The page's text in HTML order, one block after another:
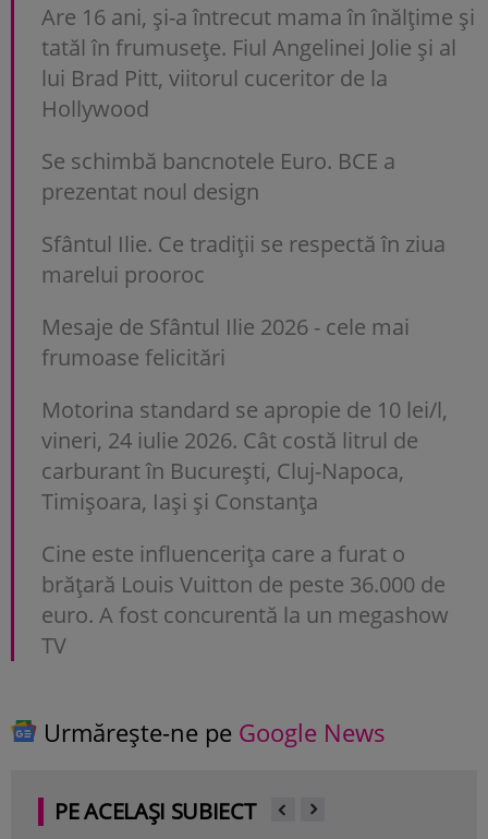
Are 16 ani, și-a întrecut mama în înălțime și
tatăl în frumusețe. Fiul Angelinei Jolie și al
lui Brad Pitt, viitorul cuceritor de la
Hollywood
Se schimbă bancnotele Euro. BCE a
prezentat noul design
Sfântul Ilie. Ce tradiții se respectă în ziua
marelui prooroc
Mesaje de Sfântul Ilie 2026 - cele mai
frumoase felicitări
Motorina standard se apropie de 10 lei/l,
vineri, 24 iulie 2026. Cât costă litrul de
carburant în București, Cluj-Napoca,
Timișoara, Iași și Constanța
Cine este influencerița care a furat o
brățară Louis Vuitton de peste 36.000 de
euro. A fost concurentă la un megashow
TV
Urmărește-ne pe Google News
PE ACELAȘI SUBIECT